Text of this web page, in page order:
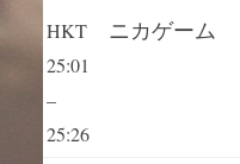
HKT
25:01
–
25:26
ニカゲーム